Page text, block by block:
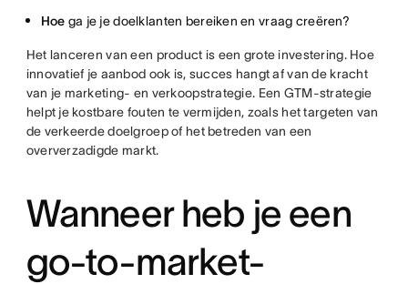
Hoe ga je je doelklanten bereiken en vraag creëren?
Het lanceren van een product is een grote investering. Hoe
innovatief je aanbod ook is, succes hangt af van de kracht
van je marketing- en verkoopstrategie. Een GTM-strategie
helpt je kostbare fouten te vermijden, zoals het targeten van
de verkeerde doelgroep of het betreden van een
oververzadigde markt.
Wanneer heb je een
go-to-market-